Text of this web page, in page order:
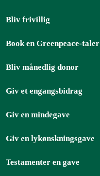
Bliv frivillig
Book en Greenpeace-taler
Bliv månedlig donor
Giv et engangsbidrag
Giv en mindegave
Giv en lykønskningsgave
Testamenter en gave